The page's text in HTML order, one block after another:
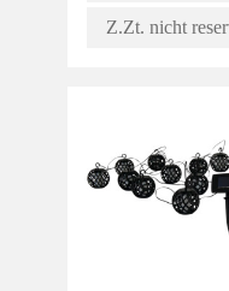
Z.Zt. nicht